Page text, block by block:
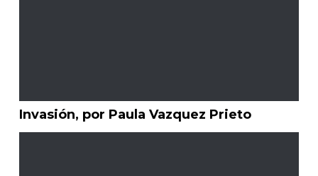
Invasión, por Paula Vazquez Prieto